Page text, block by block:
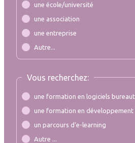
une école/université
une association
une entreprise
Autre...
Vous recherchez:
une formation en logiciels
une formation en développement
un parcours d’e-learning
Autre ...